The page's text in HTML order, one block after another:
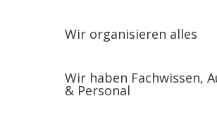
Wir organisieren alles
Wir haben Fachwissen,
& Personal